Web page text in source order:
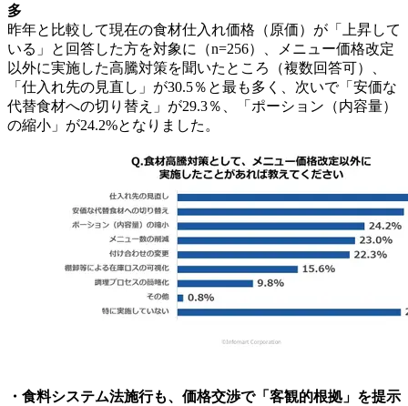
多
昨年と比較して現在の食材仕入れ価格（原価）が「上昇して
いる」と回答した方を対象に（n=256）、メニュー価格改定
以外に実施した高騰対策を聞いたところ（複数回答可）、
「仕入れ先の見直し」が30.5％と最も多く、次いで「安価な
代替食材への切り替え」が29.3％、「ポーション（内容量）
の縮小」が24.2%となりました。
・食料システム法施行も、価格交渉で「客観的根拠」を提示